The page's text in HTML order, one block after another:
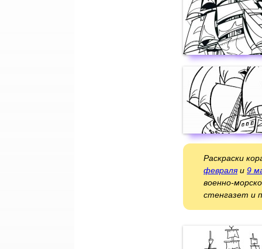
Раскраски
февраляи 9
военно-
стенгазет и